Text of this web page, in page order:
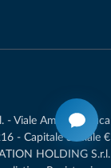
Viale Amedeo Duca
- Capitale Sociale €
HOLDING S.r.l.